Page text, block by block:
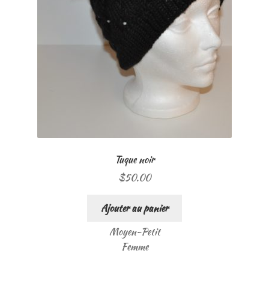
Tuque noir
$50.00
Ajouter au panier
Moyen-Petit
Femme